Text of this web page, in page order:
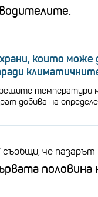
които може
температури
добива на
че
половина